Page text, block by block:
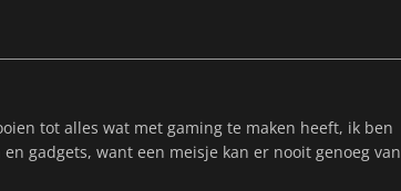
tot alles wat met gaming te maken heeft, ik ben
gadgets, want een meisje kan er nooit genoeg van